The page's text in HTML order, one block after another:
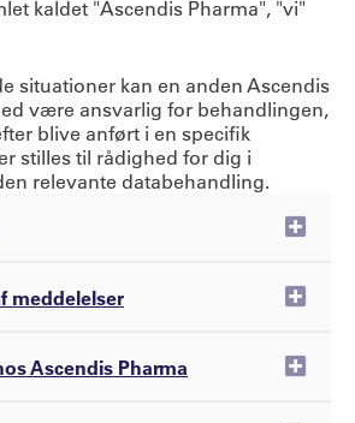
kaldet "Ascendis Pharma", "vi"
situationer kan en anden Ascendis
være ansvarlig for behandlingen,
blive anført i en specifik
stilles til rådighed for dig i
relevante databehandling.
meddelelser
Ascendis Pharma